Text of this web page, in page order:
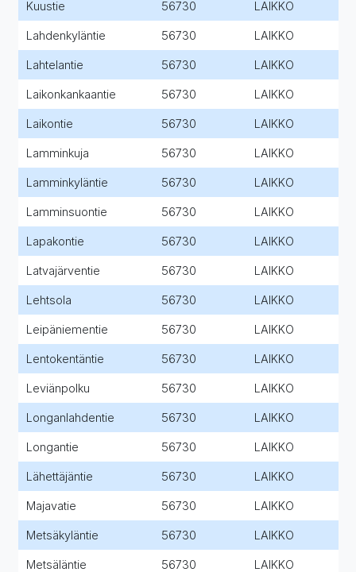
Kuustie 56730 LAIKKO
Lahdenkyläntie 56730 LAIKKO
Lahtelantie 56730 LAIKKO
Laikonkankaantie 56730 LAIKKO
Laikontie 56730 LAIKKO
Lamminkuja 56730 LAIKKO
Lamminkyläntie 56730 LAIKKO
Lamminsuontie 56730 LAIKKO
Lapakontie 56730 LAIKKO
Latvajärventie 56730 LAIKKO
Lehtsola 56730 LAIKKO
Leipäniementie 56730 LAIKKO
Lentokentäntie 56730 LAIKKO
Leviänpolku 56730 LAIKKO
Longanlahdentie 56730 LAIKKO
Longantie 56730 LAIKKO
Lähettäjäntie 56730 LAIKKO
Majavatie 56730 LAIKKO
Metsäkyläntie 56730 LAIKKO
Metsäläntie 56730 LAIKKO